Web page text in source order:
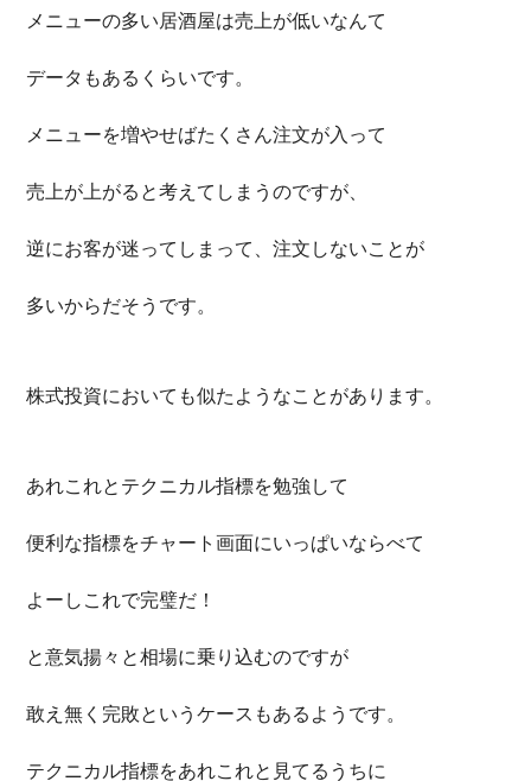
メニューの多い居酒屋は売上が低いなんて
データもあるくらいです。
メニューを増やせばたくさん注文が入って
売上が上がると考えてしまうのですが、
逆にお客が迷ってしまって、注文しないことが
多いからだそうです。
株式投資においても似たようなことがあります。
あれこれとテクニカル指標を勉強して
便利な指標をチャート画面にいっぱいならべて
よーしこれで完璧だ！
と意気揚々と相場に乗り込むのですが
敢え無く完敗というケースもあるようです。
テクニカル指標をあれこれと見てるうちに